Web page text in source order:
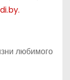
любимого